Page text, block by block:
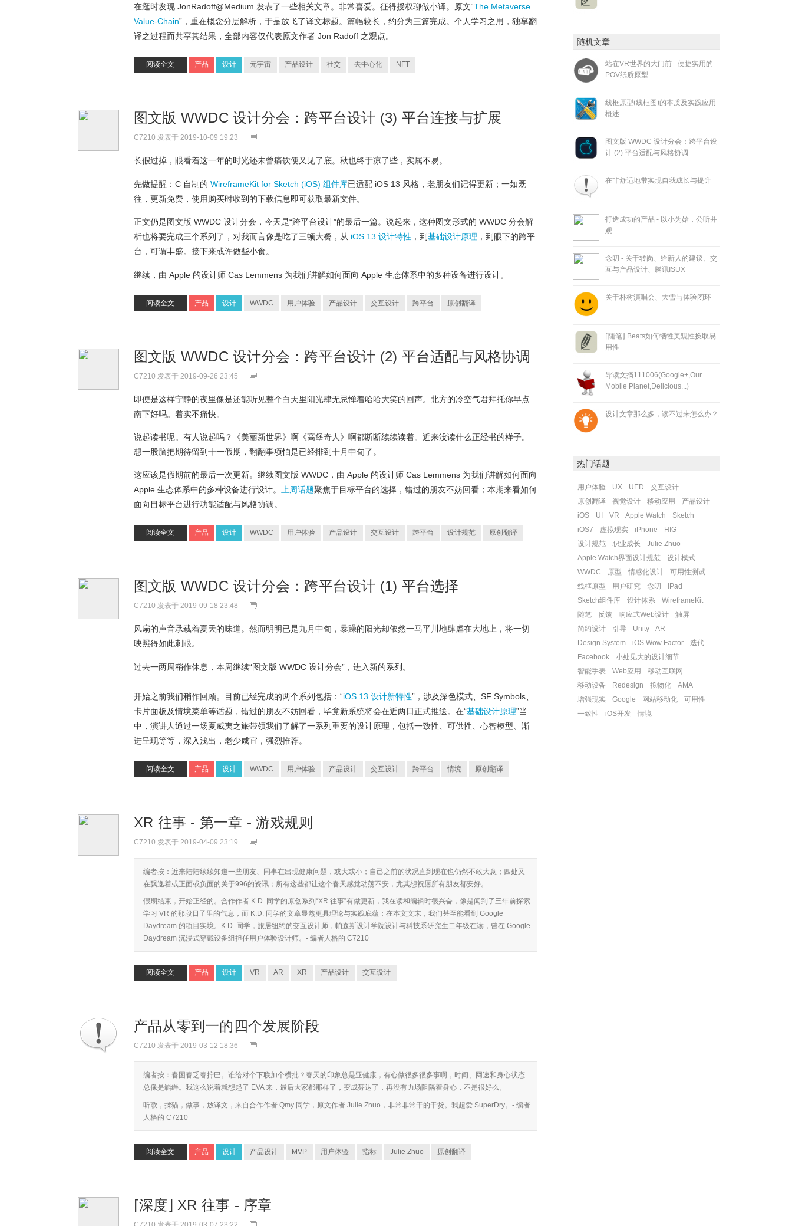
在逛时发现 JonRadoff@Medium 发表了一些相关文章。非常喜爱。征得授权聊做小译。原文“The Metaverse
Value-Chain”，重在概念分层解析，于是放飞了译文标题。篇幅较长，约分为三篇完成。个人学习之用，独享翻
译之过程而共享其结果，全部内容仅代表原文作者 Jon Radoff 之观点。
阅读全文 产品 设计 元宇宙 产品设计 社交 去中心化 NFT
图文版 WWDC 设计分会：跨平台设计 (3) 平台连接与扩展
C7210 发表于 2019-10-09 19:23
长假过掉，眼看着这一年的时光还未曾痛饮便又见了底。秋也终于凉了些，实属不易。
先做提醒：C 自制的 WireframeKit for Sketch (iOS) 组件库已适配 iOS 13 风格，老朋友们记得更新；一如既
往，更新免费，使用购买时收到的下载信息即可获取最新文件。
正文仍是图文版 WWDC 设计分会，今天是“跨平台设计”的最后一篇。说起来，这种图文形式的 WWDC 分会解
析也将要完成三个系列了，对我而言像是吃了三顿大餐，从 iOS 13 设计特性 ，到基础设计原理 ，到眼下的跨平
台，可谓丰盛。接下来或许做些小食。
继续，由 Apple 的设计师 Cas Lemmens 为我们讲解如何面向 Apple 生态体系中的多种设备进行设计。
阅读全文 产品 设计 WWDC 用户体验 产品设计 交互设计 跨平台 原创翻译
图文版 WWDC 设计分会：跨平台设计 (2) 平台适配与风格协调
C7210 发表于 2019-09-26 23:45
即便是这样宁静的夜里像是还能听见整个白天里阳光肆无忌惮着哈哈大笑的回声。北方的冷空气君拜托你早点
南下好吗。着实不痛快。
说起读书呢。有人说起吗？《美丽新世界》啊《高堡奇人》啊都断断续续读着。近来没读什么正经书的样子。
想一股脑把期待留到十一假期，翻翻事项怕是已经排到十月中旬了。
这应该是假期前的最后一次更新。继续图文版 WWDC，由 Apple 的设计师 Cas Lemmens 为我们讲解如何面向
Apple 生态体系中的多种设备进行设计。 上周话题聚焦于目标平台的选择，错过的朋友不妨回看；本期来看如何
面向目标平台进行功能适配与风格协调。
阅读全文 产品 设计 WWDC 用户体验 产品设计 交互设计 跨平台 设计规范 原创翻译
图文版 WWDC 设计分会：跨平台设计 (1) 平台选择
C7210 发表于 2019-09-18 23:48
风扇的声音承载着夏天的味道。然而明明已是九月中旬，暴躁的阳光却依然一马平川地肆虐在大地上，将一切
映照得如此刺眼。
过去一两周稍作休息，本周继续“图文版 WWDC 设计分会”，进入新的系列。
开始之前我们稍作回顾。目前已经完成的两个系列包括：“iOS 13 设计新特性”，涉及深色模式、SF Symbols、
卡片面板及情境菜单等话题，错过的朋友不妨回看，毕竟新系统将会在近两日正式推送。在“基础设计原理”当
中，演讲人通过一场夏威夷之旅带领我们了解了一系列重要的设计原理，包括一致性、可供性、心智模型、渐
进呈现等等，深入浅出，老少咸宜，强烈推荐。
阅读全文 产品 设计 WWDC 用户体验 产品设计 交互设计 跨平台 情境 原创翻译
XR 往事 - 第一章 - 游戏规则
C7210 发表于 2019-04-09 23:19
编者按：近来陆陆续续知道一些朋友、同事在出现健康问题，或大或小；自己之前的状况直到现在也仍然不敢大意；四处又
在飘逸着或正面或负面的关于996的资讯；所有这些都让这个春天感觉动荡不安，尤其想祝愿所有朋友都安好。
假期结束，开始正经的。合作作者 K.D. 同学的原创系列“XR 往事”有做更新，我在读和编辑时很兴奋，像是闻到了三年前探索
学习 VR 的那段日子里的气息，而 K.D. 同学的文章显然更具理论与实践底蕴；在本文文末，我们甚至能看到 Google
Daydream 的项目实境。K.D. 同学，旅居纽约的交互设计师，帕森斯设计学院设计与科技系研究生二年级在读，曾在 Google
Daydream 沉浸式穿戴设备组担任用户体验设计师。- 编者人格的 C7210
阅读全文 产品 设计 VR AR XR 产品设计 交互设计
产品从零到一的四个发展阶段
C7210 发表于 2019-03-12 18:36
编者按：春困春乏春拧巴。谁给对个下联加个横批？春天的印象总是亚健康，有心做很多很多事啊，时间、网速和身心状态
总像是羁绊。我这么说着就想起了 EVA 来，最后大家都那样了，变成芬达了，再没有力场阻隔着身心，不是很好么。
听歌，揉猫，做事，放译文，来自合作作者 Qmy 同学，原文作者 Julie Zhuo，非常非常干的干货。我超爱 SuperDry。- 编者
人格的 C7210
阅读全文 产品 设计 产品设计 MVP 用户体验 指标 Julie Zhuo 原创翻译
⌈深度⌋ XR 往事 - 序章
随机文章
站在VR世界的大门前 - 便捷实用的
POV纸质原型
线框原型(线框图)的本质及实践应用
概述
图文版 WWDC 设计分会：跨平台设
计 (2) 平台适配与风格协调
在非舒适地带实现自我成长与提升
打造成功的产品 - 以小为始，公听并
观
念叨 - 关于转岗、给新人的建议、交
互与产品设计、腾讯ISUX
关于朴树演唱会、大雪与体验闭环
⌈随笔⌋ Beats如何牺牲美观性换取易
用性
导读文摘111006(Google+,Our
Mobile Planet,Delicious...)
设计文章那么多，读不过来怎么办？
热门话题
用户体验 UX UED
交互设计
原创翻译
视觉设计 移动应用
产品设计
iOS
UI VR Apple Watch
Sketch
iOS7
虚拟现实 iPhone
HIG
设计规范
职业成长
Julie Zhuo
Apple Watch界面设计规范
设计模式
WWDC
原型 情感化设计
可用性测试
线框原型
用户研究 念叨
iPad
Sketch组件库
设计体系
WireframeKit
随笔
反馈 响应式Web设计
触屏
简约设计
引导 Unity
AR
Design System
iOS Wow Factor
迭代
Facebook
小处见大的设计细节
智能手表
Web应用
移动互联网
移动设备
Redesign 拟物化
AMA
增强现实
Google 网站移动化
可用性
一致性
iOS开发 情境